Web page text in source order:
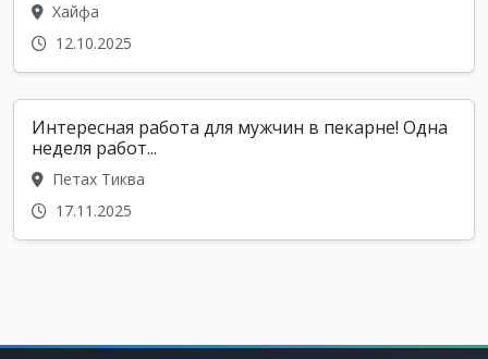
Хайфа
12.10.2025
Интересная работа для мужчин в пекарне! Одна
неделя работ...
Петах Тиква
17.11.2025